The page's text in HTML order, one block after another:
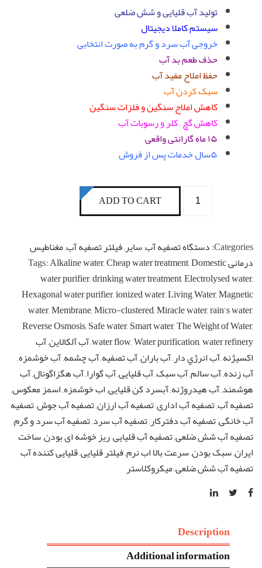
تولید آب قلیایی و شش ضلعی
سیستم کاملا دیجیتال
خروجی آب سرد و گرم به صورت انتخابی
حذف طعم بد آب
حفظ املاح مفید آب
سبک کردن آب
کاهش املاح سنگین و فلزات سنگین
کاهش گچ , کلر و رسوبات آب
۱۵ ماه گارانتی واقعی
۵سال خدمات پس از فروش
تصفیه
قلیایی
با
امکان
تولید
آب
سرد
و
گرم
quantity
ADD TO CART
Categories: دستگاه تصفیه آب,سایر,فیلتر تصفیه آب,مغناطیس
درمانی
Tags:Alkaline water,Cheap water treatment,Domestic
water purifier,drinking water treatment,Electrolysed water,
Hexagonal water purifier,ionized water,Living Water,Magnetic
water,Membrane,Micro-clustered,Miracle water,rain's water,
Reverse Osmosis,Safe water,Smart water,The Weight of Water,
water flow,Water purification,water refinery
,آب آلکالاین,آب
اكسيژنه,آب انرژي دار,آب باران,آب تصفیه,آب چشمه,آب خوشمزه,
آب زنده,آب سالم,آب سبک,آب قلیایی,آب گوارا,آب هگزاگونال,آب
هوشمند,آب هيدروژنه,آبسرد کن قلیایی,اب خوشمزه,اسمز معكوس,
تصفیه آب,تصفیه آب اداری,تصفیه آب ارزان,تصفیه آب جوش,تصفیه
آب خانگی,تصفیه آب دفترکار,تصفیه آب سرد,تصفیه آب سرد و گرم,
تصفیه آب شش ضلعی,تصفیه آب قلیایی,ریز خوشه ای بودن,ساخت
ایران,سبک بودن,سرعت بالا اب نرم,فیلتر قلیایی,قلیایی کننده آب
تصفیه آب شش ضلعی,میکروکلاستر
Description
Additional information